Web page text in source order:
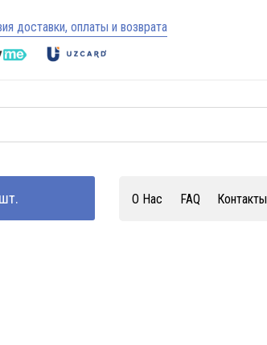
доставки, оплаты и возврата
О Нас FAQ Контакты